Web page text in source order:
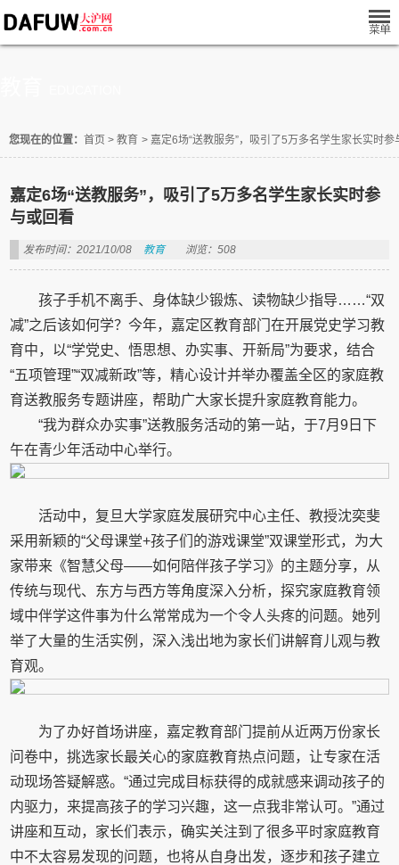
您现在的位置： 首页 > 教育 > 嘉定6场“送教服务”，吸引了5万多名学生家长实时参
嘉定6场“送教服务”，吸引了5万多名学生家长实时参
与或回看
发布时间：2021/10/08 教育 浏览：508
孩子手机不离手、身体缺少锻炼、读物缺少指导……“双
减”之后该如何学？今年，嘉定区教育部门在开展党史学习教
育中，以“学党史、悟思想、办实事、开新局”为要求，结合
“五项管理”“双减新政”等，精心设计并举办覆盖全区的家庭教
育送教服务专题讲座，帮助广大家长提升家庭教育能力。
“我为群众办实事”送教服务活动的第一站，于7月9日下
午在青少年活动中心举行。
活动中，复旦大学家庭发展研究中心主任、教授沈奕斐
采用新颖的“父母课堂+孩子们的游戏课堂”双课堂形式，为大
家带来《智慧父母——如何陪伴孩子学习》的主题分享，从
传统与现代、东方与西方等角度深入分析，探究家庭教育领
域中伴学这件事为什么常常成为一个令人头疼的问题。她列
举了大量的生活实例，深入浅出地为家长们讲解育儿观与教
育观。
为了办好首场讲座，嘉定教育部门提前从近两万份家长
问卷中，挑选家长最关心的家庭教育热点问题，让专家在活
动现场答疑解惑。“通过完成目标获得的成就感来调动孩子的
内驱力，来提高孩子的学习兴趣，这一点我非常认可。”通过
讲座和互动，家长们表示，确实关注到了很多平时家庭教育
中不太容易发现的问题，也将从自身出发，逐步和孩子建立